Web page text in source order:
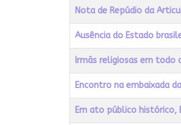
Nota de Repúdio da
Ausência do Estado
Irmãs religiosas em
Encontro na embaixada
Em ato público histórico,